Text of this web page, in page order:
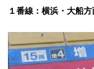
１番線：横浜・大船方